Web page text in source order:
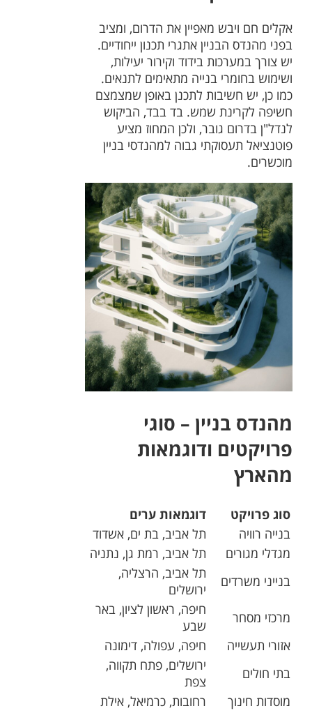
אקלים חם ויבש מאפיין את הדרום, ומציב
בפני מהנדס הבניין אתגרי תכנון ייחודיים.
יש צורך במערכות בידוד וקירור יעילות,
ושימוש בחומרי בנייה מתאימים לתנאים.
כמו כן, יש חשיבות לתכנן באופן שמצמצם
חשיפה לקרינת שמש. בד בבד, הביקוש
לנדל"ן בדרום גובר, ולכן המחוז מציע
פוטנציאל תעסוקתי גבוה למהנדסי בניין
מוכשרים.
מהנדס בניין – סוגי
פרויקטים ודוגמאות
מהארץ
סוג פרויקט
דוגמאות ערים
בנייה רוויה
תל אביב, בת ים, אשדוד
מגדלי מגורים
תל אביב, רמת גן, נתניה
בנייני משרדים
תל אביב, הרצליה,
ירושלים
מרכזי מסחר
חיפה, ראשון לציון, באר
שבע
אזורי תעשייה
חיפה, עפולה, דימונה
בתי חולים
ירושלים, פתח תקווה,
צפת
מוסדות חינוך
רחובות, כרמיאל, אילת